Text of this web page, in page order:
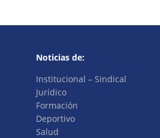
Noticias de:
Institucional – Sindical
Jurídico
Formación
Deportivo
Salud